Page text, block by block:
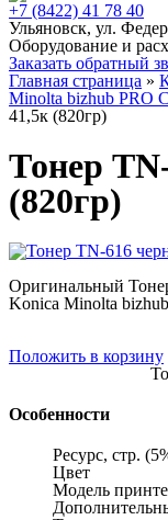
+7 (8422) 41 78 40
Ульяновск, ул.
Оборудование и
Заказать обратный
Главная страница »
Minolta bizhub PRO
41,5к (820гр)
Тонер
(820гр)
Оригинальный
Konica Minolta
Положить в корзину
Особенности
Ресурс, стр.
Цвет
Модель